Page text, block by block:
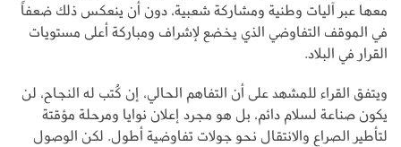
معها عبر آليات وطنية ومشاركة شعبية، دون أن ينعكس ذلك ضعفاً
في الموقف التفاوضي الذي يخضع لإشراف ومباركة أعلى مستويات
القرار في البلاد.
ويتفق القراء للمشهد على أن التفاهم الحالي، إن كُتب له النجاح، لن
يكون صناعة لسلام دائم، بل هو مجرد إعلان نوايا ومرحلة مؤقتة
لتأطير الصراع والانتقال نحو جولات تفاوضية أطول. لكن الوصول